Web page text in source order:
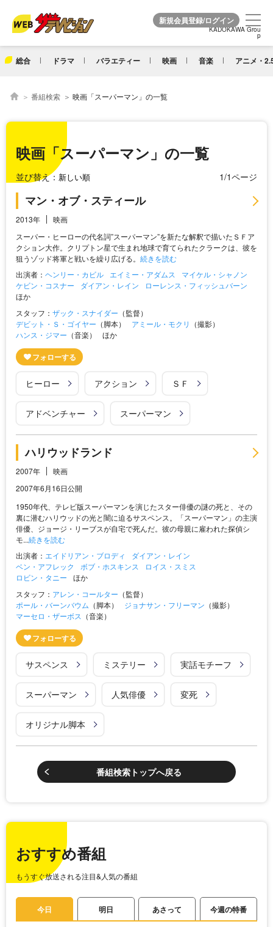
KADOKAWA Grou
p
総合 ドラマ バラエティー 映画 音楽 アニメ・
KADOKAWA Grou
p
番組検索 映画「スーパーマン」の一覧
映画「スーパーマン」の一覧
並び替え： 1/1ページ
マン・オブ・スティール
2013年
映画
スーパー・ヒーローの代名詞”スーパーマン”を新たな解釈で描いたＳＦア
クション大作。クリプトン星で生まれ地球で育てられたクラークは、彼を
狙うゾッド将軍と戦いを繰り広げる。 続きを読む
出演者： ヘンリー・カビル エイミー・アダムス
マイケル・シャノン
ケビン・コスナー
ダイアン・レイン
ローレンス・フィッシュバーン
ほか
スタッフ： ザック・スナイダー （監督）
デビット・Ｓ・ゴイヤー （脚本） アミール・モクリ （撮影）
ハンス・ジマー （音楽） ほか
ヒーロー アクション ＳＦ
アドベンチャー スーパーマン
ハリウッドランド
2007年
映画
2007年6月16日公開
1950年代、テレビ版スーパーマンを演じたスター俳優の謎の死と、その
裏に潜むハリウッドの光と闇に迫るサスペンス。「スーパーマン」の主演
俳優、ジョージ・リーブスが自宅で死んだ。彼の母親に雇われた探偵シ
モ...続きを読む
出演者： エイドリアン・ブロディ
ダイアン・レイン
ベン・アフレック
ボブ・ホスキンス
ロイス・スミス
ロビン・タニー
ほか
スタッフ： アレン・コールター （監督）
ポール・バーンバウム （脚本） ジョナサン・フリーマン （撮影）
マーセロ・ザーボス （音楽）
サスペンス ミステリー 実話モチーフ
スーパーマン 人気俳優 変死
オリジナル脚本
番組検索トップへ戻る
おすすめ番組
もうすぐ放送される注目&人気の番組
今日 明日 あさって 今週の特番